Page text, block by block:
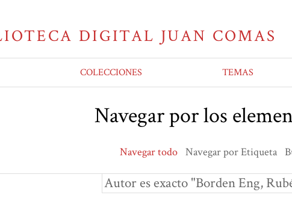
COLECCIONES TEMAS
Navegar por los
Navegar todo Navegar por Etiqueta
Autor es exacto "Borden Eng,